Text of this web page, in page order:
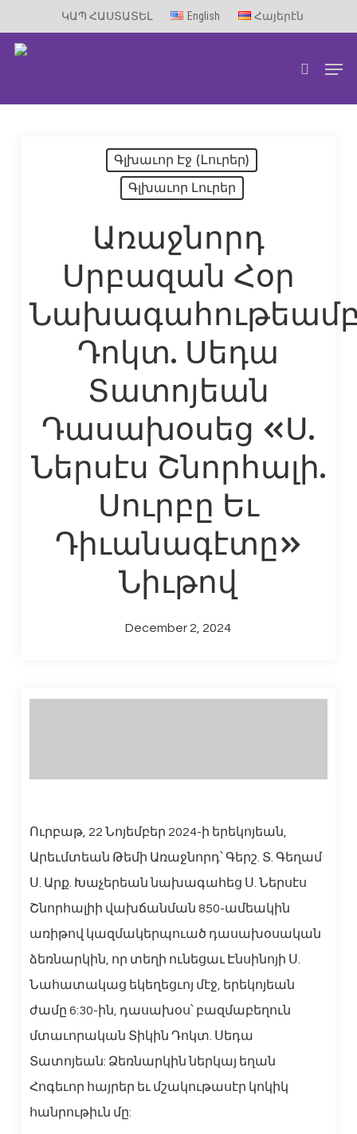
ԿԱՊ ՀԱՍՏԱՏԵԼ English Հայերէն
search
Գլխաւոր Էջ (Lուրեր)
Գլխաւոր Լուրեր
Առաջնորդ
Սրբազան Հօր
Դոկտ. Սեդա
Տատոյեան
Դասախօսեց «Ս.
Ներսէս Շնորհալի.
Սուրբը Եւ
Դիւանագէտը»
Նիւթով
December 2, 2024
Ուրբաթ, 22 Նոյեմբեր 2024-ի երեկոյեան,
Արեւմտեան Թեմի Առաջնորդ՝ Գերշ. Տ. Գեղամ
Ս. Արք. Խաչերեան նախագահեց Ս. Ներսէս
Շնորհալիի վախճանման 850-ամեակին
առիթով կազմակերպուած դասախօսական
ձեռնարկին, որ տեղի ունեցաւ Էնսինոյի Ս.
Նահատակաց եկեղեցւոյ մէջ, երեկոյեան
ժամը 6:30-ին, դասախօս՝ բազմաբեղուն
մտաւորական Տիկին Դոկտ. Սեդա
Տատոյեան: Ձեռնարկին ներկայ եղան
Հոգեւոր հայրեր եւ մշակութասէր կոկիկ
հանրութիւն մը: